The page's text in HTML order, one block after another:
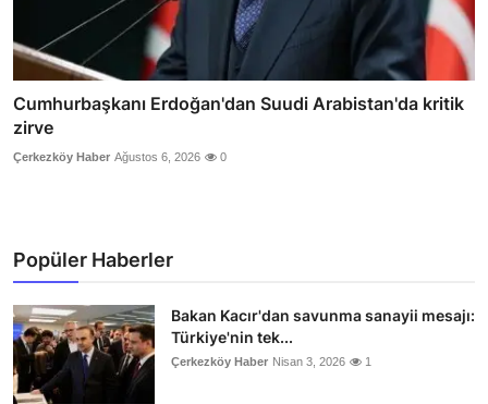
Cumhurbaşkanı Erdoğan'dan Suudi Arabistan'da kritik
zirve
Çerkezköy Haber Ağustos 6, 2026 0
Popüler Haberler
Bakan Kacır'dan savunma sanayii mesajı:
Türkiye'nin tek...
Çerkezköy Haber Nisan 3, 2026 1